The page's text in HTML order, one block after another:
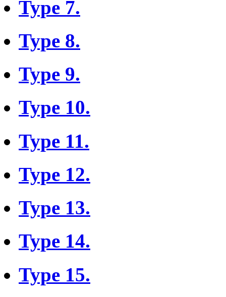
Type 7.
Type 8.
Type 9.
Type 10.
Type 11.
Type 12.
Type 13.
Type 14.
Type 15.